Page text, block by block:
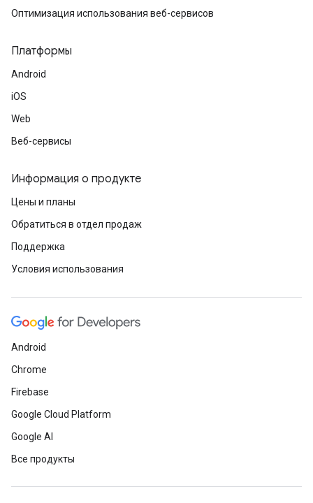
Оптимизация использования веб-сервисов
Платформы
Android
iOS
Web
Веб-сервисы
Информация о продукте
Цены и планы
Обратиться в отдел продаж
Поддержка
Условия использования
Android
Chrome
Firebase
Google Cloud Platform
Google AI
Все продукты